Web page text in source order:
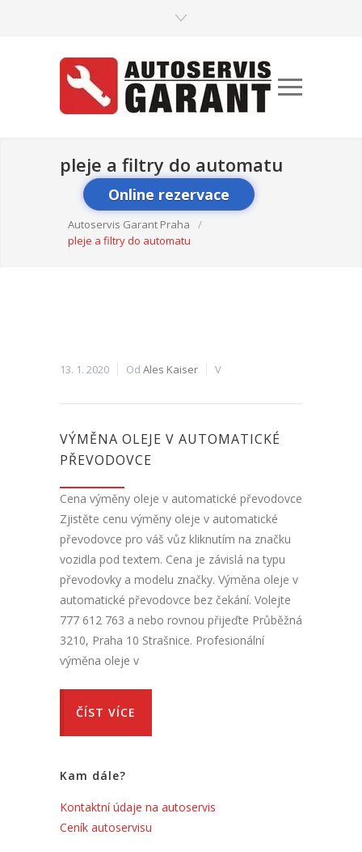
pleje a filtry do automatu
Online rezervace
Autoservis Garant Praha
/
pleje a filtry do automatu
13. 1. 2020 Od Ales Kaiser V
VÝMĚNA OLEJE V AUTOMATICKÉ
PŘEVODOVCE
Cena výměny oleje v automatické převodovce
Zjistěte cenu výměny oleje v automatické
převodovce pro váš vůz kliknutím na značku
vozidla pod textem. Cena je závislá na typu
převodovky a modelu značky. Výměna oleje v
automatické převodovce bez čekání. Volejte
777 612 763 a nebo rovnou přijeďte Průběžná
3210, Praha 10 Strašnice. Profesionální
výměna oleje v
ČÍST VÍCE
Kam dále?
Kontaktní údaje na autoservis
Ceník autoservisu